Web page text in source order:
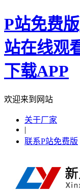
P站免费
站在线观
下载APP
欢迎来到网站
关于厂家
|
联系P站免费版